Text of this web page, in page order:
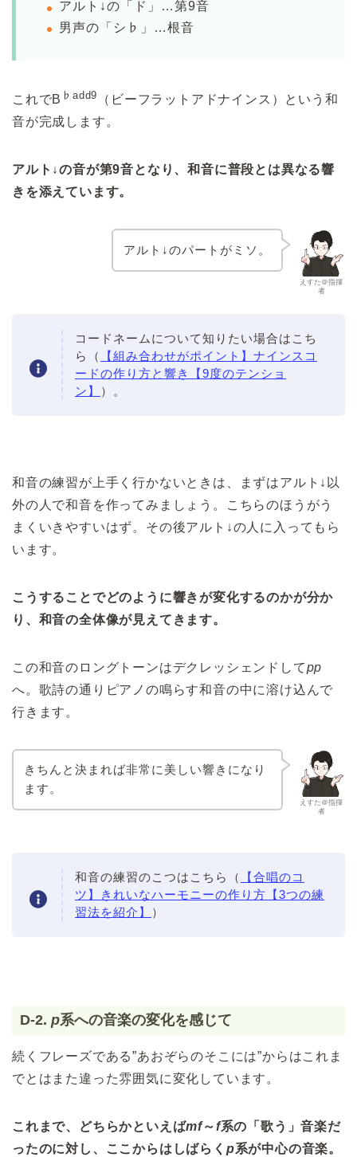
アルト↓の「ド」…第9音
男声の「シ♭」…根音
これでB ♭add9
（ビーフラットアドナインス）という和
音が完成します。
アルト↓の音が第9音となり、和音に普段とは異なる響
きを添えています。
えすた＠指揮
者
アルト↓のパートがミソ。
コードネームについて知りたい場合はこち
ら（
【組み合わせがポイント】ナインスコ
ードの作り方と響き【9度のテンショ
ン】
）。
和音の練習が上手く行かないときは、まずはアルト↓以
外の人で和音を作ってみましょう。こちらのほうがう
まくいきやすいはず。その後アルト↓の人に入ってもら
います。
こうすることでどのように響きが変化するのかが分か
り、和音の全体像が見えてきます。
この和音のロングトーンはデクレッシェンドしてpp
へ。歌詩の通りピアノの鳴らす和音の中に溶け込んで
行きます。
えすた＠指揮
者
きちんと決まれば非常に美しい響きになり
ます。
和音の練習のこつはこちら（
【合唱のコ
ツ】きれいなハーモニーの作り方【3つの練
習法を紹介】
）
D-2. p系への音楽の変化を感じて
続くフレーズである”あおぞらのそこには”からはこれま
でとはまた違った雰囲気に変化しています。
これまで、どちらかといえばmf～f系の「歌う」音楽だ
ったのに対し、ここからはしばらく p系が中心の音楽。